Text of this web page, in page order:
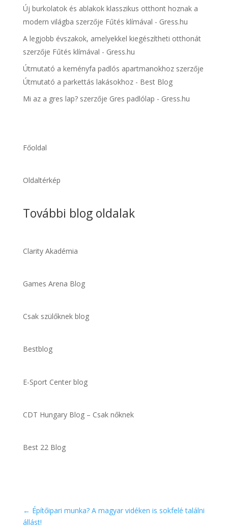
Új burkolatok és ablakok klasszikus otthont hoznak a
modern világba szerzője Fűtés klímával - Gress.hu
A legjobb évszakok, amelyekkel kiegészítheti otthonát
szerzője Fűtés klímával - Gress.hu
Útmutató a keményfa padlós apartmanokhozszerzője
Útmutató a parkettás lakásokhoz - Best Blog
Mi az a gres lap?szerzője Gres padlólap - Gress.hu
Főoldal
Oldaltérkép
További blog oldalak
Clarity Akadémia
Games Arena Blog
Csak szülőknek blog
Bestblog
E-Sport Center blog
CDT Hungary Blog – Csak nőknek
Best 22 Blog
← Építőipari munka? A magyar vidéken is sokfelé találni
állást!